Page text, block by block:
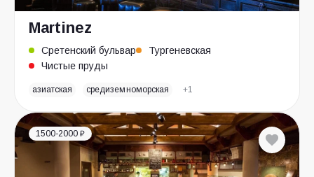
Martinez
Сретенский бульвар
Тургеневская
Чистые пруды
азиатская средиземноморская +1
1500-2000 ₽